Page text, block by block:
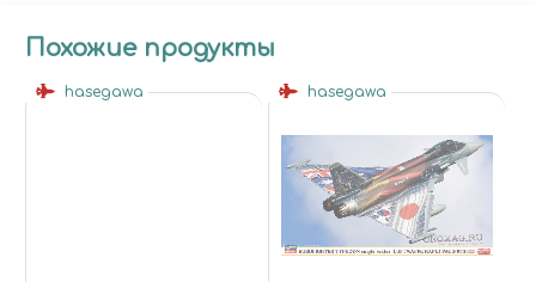
Похожие продукты
hasegawa hasegawa